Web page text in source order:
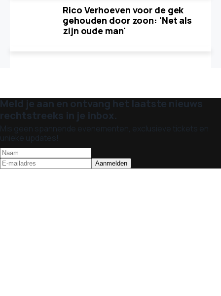
Rico Verhoeven voor de gek
gehouden door zoon: 'Net als
zijn oude man'
Meld je aan en ontvang het laatste nieuws
rechtstreeks in je inbox.
Mis geen spannende evenementen, exclusieve tickets en
unieke updates!